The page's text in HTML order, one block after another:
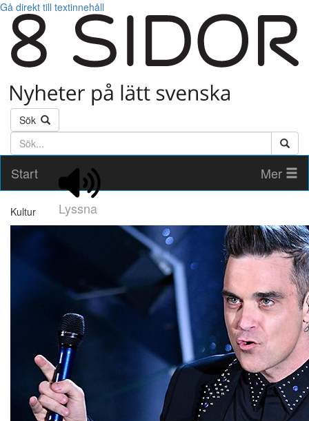
Gå direkt till textinnehåll
Sök
Söktext
Start
Lyssna
Mer
Kultur